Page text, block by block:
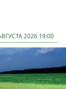
2026 19:00